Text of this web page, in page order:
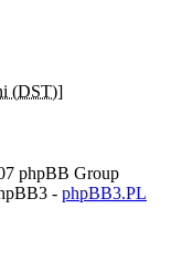
(DST)]
phpBB Group
- phpBB3.PL